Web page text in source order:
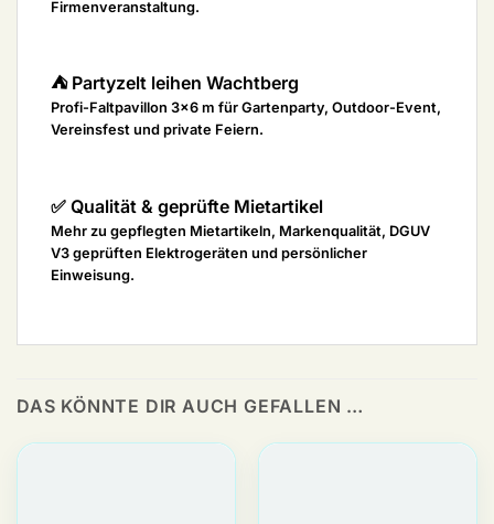
Firmenveranstaltung.
⛺ Partyzelt leihen Wachtberg
Profi-Faltpavillon 3×6 m für Gartenparty, Outdoor-Event,
Vereinsfest und private Feiern.
✅ Qualität & geprüfte Mietartikel
Mehr zu gepflegten Mietartikeln, Markenqualität, DGUV
V3 geprüften Elektrogeräten und persönlicher
Einweisung.
DAS KÖNNTE DIR AUCH GEFALLEN …